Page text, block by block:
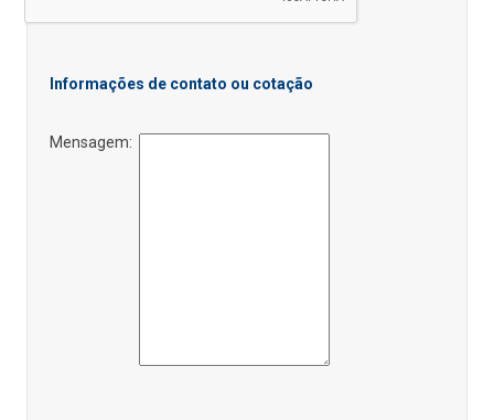
Informações de contato ou cotação
Mensagem: